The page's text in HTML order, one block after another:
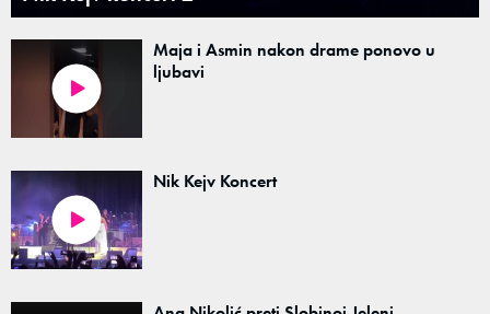
Maja i Asmin nakon drame ponovo u
ljubavi
Nik Kejv Koncert